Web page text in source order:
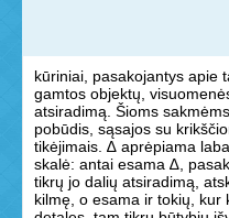
kūriniai, pasakojantys apie
gamtos objektų,
atsiradimą. Šioms
pobūdis, sąsajos su
tikėjimais. ∆ aprėpiama
skalė: antai esama ∆,
tikrų jo dalių atsiradimą,
kilmę, o esama ir tokių, kur